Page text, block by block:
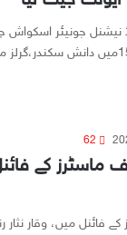
نیشنل جونیئر
62
ماسٹرز کے
فائنل میں، وقار نثار